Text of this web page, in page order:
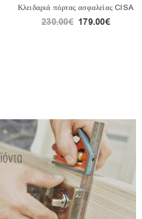
Κλειδαριά πόρτας ασφαλείας CISA
230.00€ 179.00€